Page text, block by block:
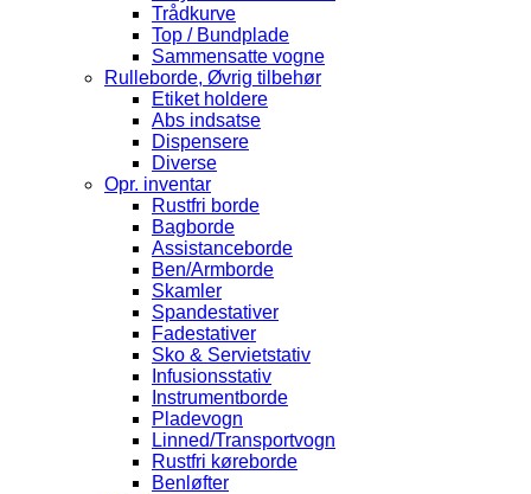
Trådkurve
Top / Bundplade
Sammensatte vogne
Rulleborde, Øvrig tilbehør
Etiket holdere
Abs indsatse
Dispensere
Diverse
Opr. inventar
Rustfri borde
Bagborde
Assistanceborde
Ben/Armborde
Skamler
Spandestativer
Fadestativer
Sko & Servietstativ
Infusionsstativ
Instrumentborde
Pladevogn
Linned/Transportvogn
Rustfri køreborde
Benløfter